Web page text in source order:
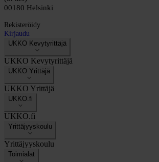
00180 Helsinki
Rekisteröidy
Kirjaudu
UKKO Kevytyrittäjä
UKKO Kevytyrittäjä
UKKO Yrittäjä
UKKO Yrittäjä
UKKO.fi
UKKO.fi
Yrittäjyyskoulu
Yrittäjyyskoulu
Toimialat